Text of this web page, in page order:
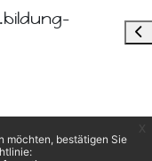
möchten, bestätigen Sie